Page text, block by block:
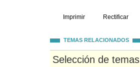
Imprimir Rectificar
TEMAS RELACIONADOS
Selección de